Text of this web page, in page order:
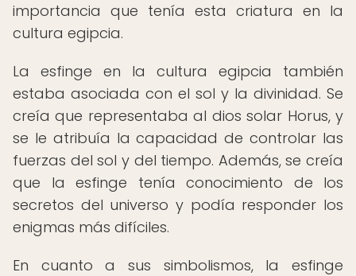
importancia que tenía esta criatura en la
cultura egipcia.
La esfinge en la cultura egipcia también
estaba asociada con el sol y la divinidad. Se
creía que representaba al dios solar Horus, y
se le atribuía la capacidad de controlar las
fuerzas del sol y del tiempo. Además, se creía
que la esfinge tenía conocimiento de los
secretos del universo y podía responder los
enigmas más difíciles.
En cuanto a sus simbolismos, la esfinge